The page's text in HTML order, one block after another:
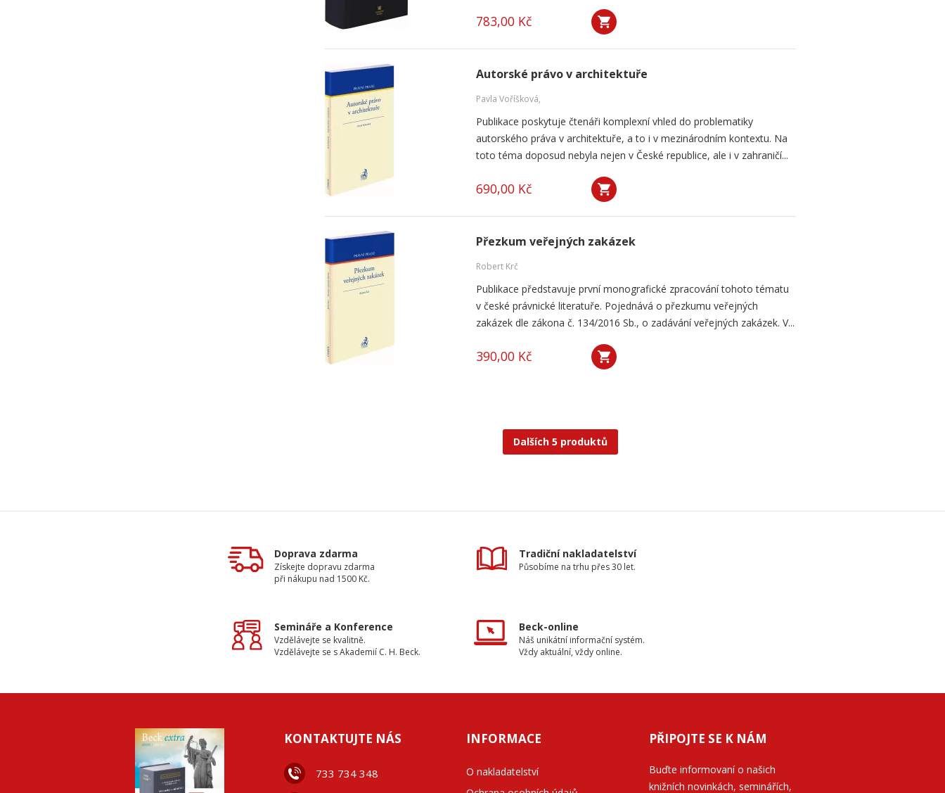
783,00 Kč
Autorské právo v architektuře
Pavla Voříšková,
Publikace poskytuje čtenáři komplexní vhled do problematiky
autorského práva v architektuře, a to i v mezinárodním kontextu. Na
toto téma doposud nebyla nejen v České republice, ale i v zahraničí...
690,00 Kč
Přezkum veřejných zakázek
Robert Krč
Publikace představuje první monografické zpracování tohoto tématu
v české právnické literatuře. Pojednává o přezkumu veřejných
zakázek dle zákona č. 134/2016 Sb., o zadávání veřejných zakázek. V...
390,00 Kč
Dalších 5 produktů
Doprava zdarma
Získejte dopravu zdarma
při nákupu nad 1500 Kč.
Tradiční nakladatelství
Působíme na trhu přes 30 let.
Semináře a Konference
Vzdělávejte se kvalitně.
Vzdělávejte se s Akademií C. H. Beck.
Beck-online
Náš unikátní informační systém.
Vždy aktuální, vždy online.
KONTAKTUJTE NÁS
733 734 348
INFORMACE
O nakladatelství
PŘIPOJTE SE K NÁM
Buďte informovaní o našich
knižních novinkách, seminářích,